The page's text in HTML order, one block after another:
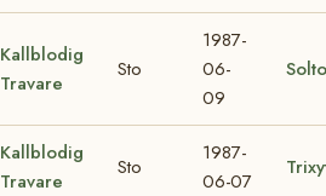
Kallblodig
Travare
Sto
1987-
06-
09
Kallblodig
Travare
Sto
1987-
06-07